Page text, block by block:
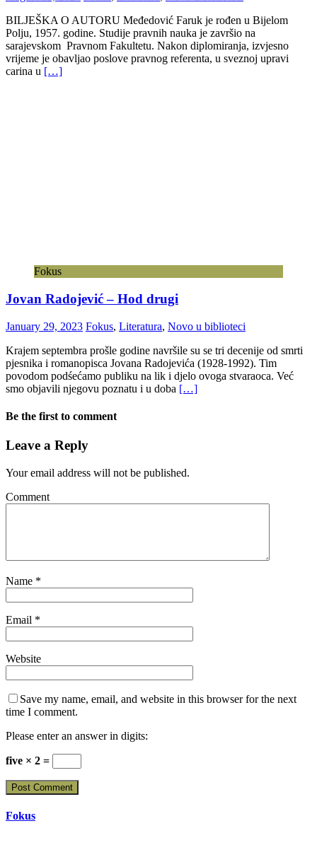
BILJEŠKA O AUTORU Međedović Faruk je rođen u Bijelom
Polju, 1957. godine. Studije pravnih nauka je završio na
sarajevskom Pravnom Fakultetu. Nakon diplomiranja, izvjesno
vrijeme je obavljao poslove pravnog referenta, u sveznoj upravi
carina u […]
Fokus
Jovan Radojević – Hod drugi
January 29, 2023 Fokus, Literatura, Novo u biblioteci
Krajem septembra prošle godine navršile su se tri decenije od smrti
pjesnika i romanopisca Jovana Radojevića (1928-1992). Tim
povodom podśećamo publiku na lik i djelo ovoga stvaraoca. Već
smo objavili njegovu poznatu i u doba […]
Be the first to comment
Leave a Reply
Your email address will not be published.
Comment
Name *
Email *
Website
Save my name, email, and website in this browser for the next
time I comment.
Please enter an answer in digits:
five × 2 =
Fokus